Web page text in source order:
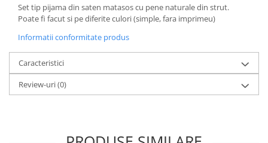
Set tip pijama din saten matasos cu pene naturale din strut.
Poate fi facut si pe diferite culori (simple, fara imprimeu)
Informatii conformitate produs
Caracteristici
Review-uri(0)